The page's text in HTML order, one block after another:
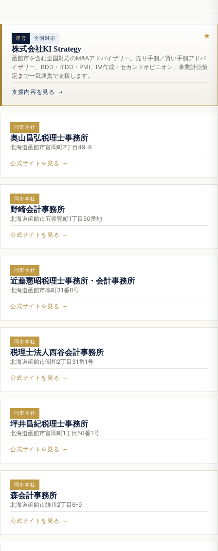
運営 全国対応
株式会社KI Strategy
函館市を含む全国対応のM&Aアドバイザリー。売り手側／買い手側アドバ
イザリー、BDD・ITDD・PMI、IM作成・セカンドオピニオン、事業計画策
定まで一気通貫で支援します。
支援内容を見る →
同市本社
奥山昌弘税理士事務所
北海道函館市富岡町2丁目49-9
公式サイトを見る →
同市本社
野崎会計事務所
北海道函館市五稜郭町1丁目50番地
公式サイトを見る →
同市本社
近藤憲昭税理士事務所・会計事務所
北海道函館市本町31番8号
公式サイトを見る →
同市本社
税理士法人西谷会計事務所
北海道函館市昭和2丁目31番1号
公式サイトを見る →
同市本社
坪井昌紀税理士事務所
北海道函館市富岡町1丁目50番1号
公式サイトを見る →
同市本社
森会計事務所
北海道函館市陣川2丁目6-9
公式サイトを見る →